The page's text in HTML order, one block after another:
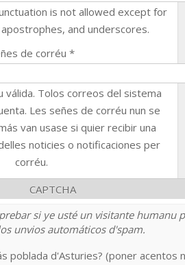
is not allowed except for
and underscores.
de corréu *
válida. Tolos correos del sistema
Les señes de corréu nun se
van usase si quier recibir una
noticies o notificaciones per
corréu.
CAPTCHA
si ye usté un visitante humanu
unvios automáticos d'spam.
poblada d'Asturies? (poner acentos